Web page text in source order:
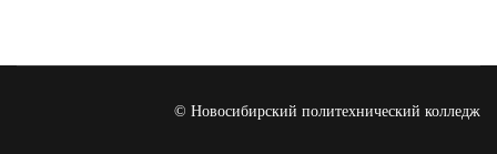
© Новосибирский политехнический колледж